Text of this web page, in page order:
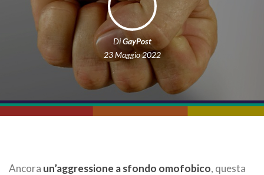
DiGayPost
23 Maggio 2022
Ancora un’aggressione a sfondo omofobico, questa